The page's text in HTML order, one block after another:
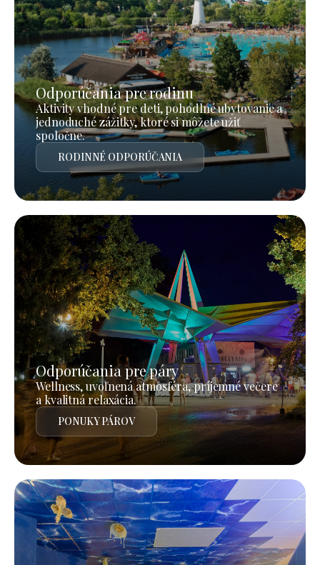
Odporúčania pre rodinu
Aktivity vhodné pre deti, pohodlné ubytovanie a
jednoduché zážitky, ktoré si môžete užiť
spoločne.
RODINNÉ ODPORÚČANIA
Odporúčania pre páry
Wellness, uvoľnená atmosféra, príjemné večere
a kvalitná relaxácia.
PONUKY PÁROV